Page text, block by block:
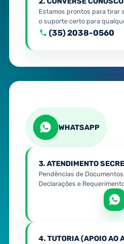
Estamos prontos para tirar
o suporte certo para
(35) 2038-0560
WHATSAPP
3. ATENDIMENTO
Pendências de
Declarações e
4. TUTORIA (APOIO AO